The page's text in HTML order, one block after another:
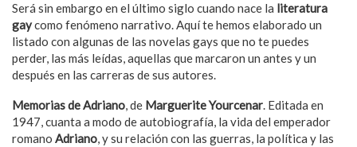
Será sin embargo en el último siglo cuando nace la literatura
gaycomo fenómeno narrativo. Aquí te hemos elaborado un
listado con algunas de las novelas gays que no te puedes
perder, las más leídas, aquellas que marcaron un antes y un
después en las carreras de sus autores.
Memorias de Adriano, de Marguerite Yourcenar. Editada en
1947, cuanta a modo de autobiografía, la vida del emperador
romano Adriano, y su relación con las guerras, la política y las